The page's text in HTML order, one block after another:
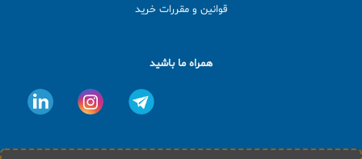
قوانین و مقررات خرید
همراه ما باشید